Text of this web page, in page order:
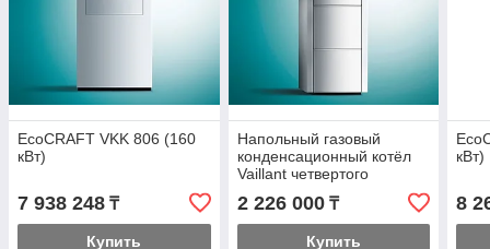
EcoCRAFT VKK 806 (160
кВт)
7 938 248 ₸
Купить
Напольный газовый
конденсационный котёл
Vaillant четвертого
INT 226-656/4 (20 кВт)
2 226 000₸
Купить
кВт)
8